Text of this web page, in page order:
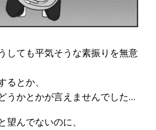
しても平気そうな素振りを無意
るとか、
うかとかが言えませんでした…
望んでないのに、